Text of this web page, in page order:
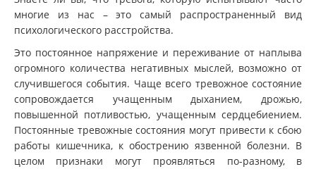
многие из нас – это самый распространенный вид
психологического расстройства.
Это постоянное напряжение и переживание от наплыва
огромного количества негативных мыслей, возможно от
случившегося события. Чаще всего тревожное состояние
сопровождается учащенным дыханием, дрожью,
повышенной потливостью, учащенным сердцебиением.
Постоянные тревожные состояния могут привести к сбою
работы кишечника, к обострению язвенной болезни. В
целом признаки могут проявляться по-разному, в